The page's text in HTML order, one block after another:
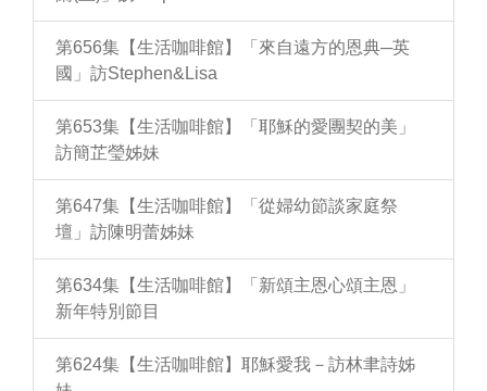
第656集【生活咖啡館】「來自遠方的恩典─英
國」訪Stephen&Lisa
第653集【生活咖啡館】「耶穌的愛團契的美」
訪簡芷瑩姊妹
第647集【生活咖啡館】「從婦幼節談家庭祭
壇」訪陳明蕾姊妹
第634集【生活咖啡館】「新頌主恩心頌主恩」
新年特別節目
第624集【生活咖啡館】耶穌愛我－訪林聿詩姊